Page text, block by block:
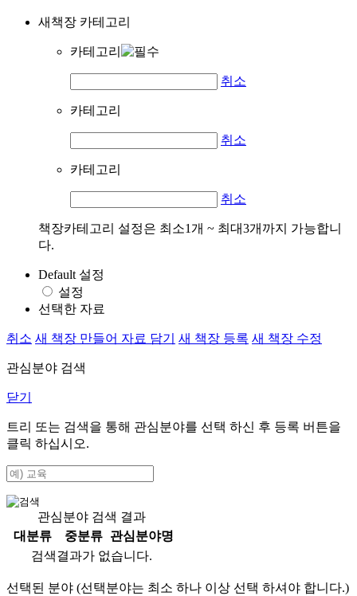
새책장 카테고리
카테고리
취소
카테고리
취소
카테고리
취소
책장카테고리 설정은 최소1개 ~ 최대3개까지 가능합니
다.
Default 설정
설정
선택한 자료
취소 새 책장 만들어 자료 담기 새 책장 등록 새 책장 수정
관심분야 검색
닫기
트리 또는 검색을 통해 관심분야를 선택 하신 후 등록 버튼을
클릭 하십시오.
관심분야 검색 결과
대분류
중분류
관심분야명
검색결과가 없습니다.
선택된 분야 (선택분야는 최소 하나 이상 선택 하셔야 합니다.)